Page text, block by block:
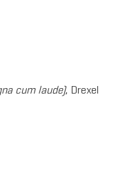
cum laude), Drexel